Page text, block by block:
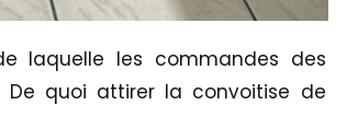
laquelle les commandes des
De quoi attirer la convoitise de